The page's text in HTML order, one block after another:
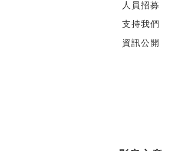
人員招募
支持我們
資訊公開